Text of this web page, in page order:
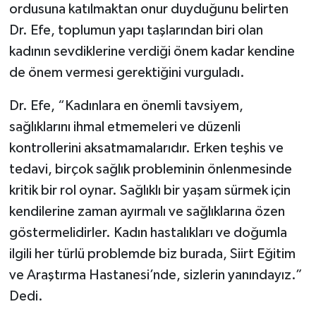
ordusuna katılmaktan onur duyduğunu belirten
Dr. Efe, toplumun yapı taşlarından biri olan
kadının sevdiklerine verdiği önem kadar kendine
de önem vermesi gerektiğini vurguladı.
Dr. Efe, “Kadınlara en önemli tavsiyem,
sağlıklarını ihmal etmemeleri ve düzenli
kontrollerini aksatmamalarıdır. Erken teşhis ve
tedavi, birçok sağlık probleminin önlenmesinde
kritik bir rol oynar. Sağlıklı bir yaşam sürmek için
kendilerine zaman ayırmalı ve sağlıklarına özen
göstermelidirler. Kadın hastalıkları ve doğumla
ilgili her türlü problemde biz burada, Siirt Eğitim
ve Araştırma Hastanesi’nde, sizlerin yanındayız.”
Dedi.